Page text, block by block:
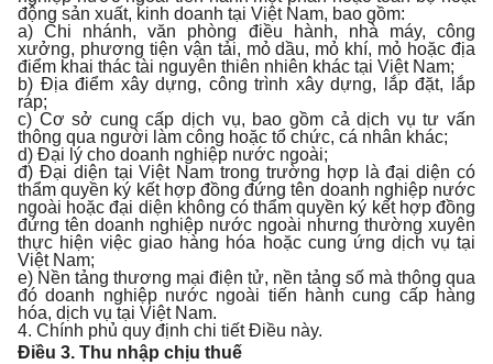
động sản xuất, kinh doanh tại Việt Nam, bao gồm:
a) Chi nhánh, văn phòng điều hành, nhà máy, công
xưởng, phương tiện vận tải, mỏ dầu, mỏ khí, mỏ hoặc địa
điểm khai thác tài nguyên thiên nhiên khác tại Việt Nam;
b) Địa điểm xây dựng, công trình xây dựng, lắp đặt, lắp
ráp;
c) Cơ sở cung cấp dịch vụ, bao gồm cả dịch vụ tư vấn
thông qua người làm công hoặc tổ chức, cá nhân khác;
d) Đại lý cho doanh nghiệp nước ngoài;
đ) Đại diện tại Việt Nam trong trường hợp là đại diện có
thẩm quyền ký kết hợp đồng đứng tên doanh nghiệp nước
ngoài hoặc đại diện không có thẩm quyền ký kết hợp đồng
đứng tên doanh nghiệp nước ngoài nhưng thường xuyên
thực hiện việc giao hàng hóa hoặc cung ứng dịch vụ tại
Việt Nam;
e) Nền tảng thương mại điện tử, nền tảng số mà thông qua
đó doanh nghiệp nước ngoài tiến hành cung cấp hàng
hóa, dịch vụ tại Việt Nam.
4. Chính phủ quy định chi tiết Điều này.
Điều 3. Thu nhập chịu thuế